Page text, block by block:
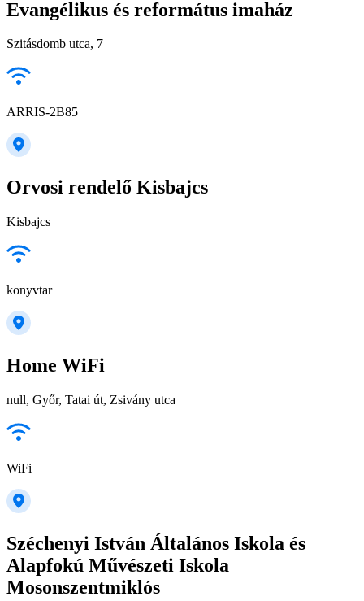
Evangélikus és református imaház
Szitásdomb utca, 7
ARRIS-2B85
Orvosi rendelő Kisbajcs
Kisbajcs
konyvtar
Home WiFi
null, Győr, Tatai út, Zsivány utca
WiFi
Széchenyi István Általános Iskola és
Alapfokú Művészeti Iskola
Mosonszentmiklós